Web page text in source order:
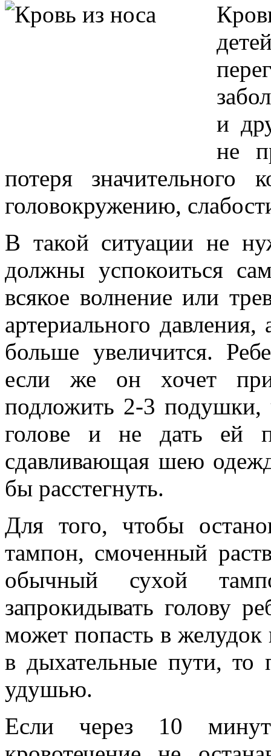
и
не
потеря значительного
головокружению,
В такой ситуации не
должны успокоиться
всякое волнение или
артериального
больше увеличится.
если же он хочет
подложить 2-3 подушки,
голове и не дать ей
сдавливающая шею
бы расстегнуть.
Для того, чтобы
тампон, смоченный
обычный сухой
запрокидывать голову
может попасть в желудок
в дыхательные пути,
удушью.
Если через 10